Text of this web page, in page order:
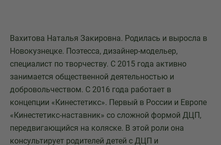
Вахитова Наталья Закировна. Родилась и выросла в
Новокузнецке. Поэтесса, дизайнер-модельер,
специалист по творчеству. С 2015 года активно
занимается общественной деятельностью и
добровольчеством. С 2016 года работает в
концепции «Кинестетикс». Первый в России и Европе
«Кинестетикс-наставник» со сложной формой ДЦП,
передвигающийся на коляске. В этой роли она
консультирует родителей детей с ДЦП и